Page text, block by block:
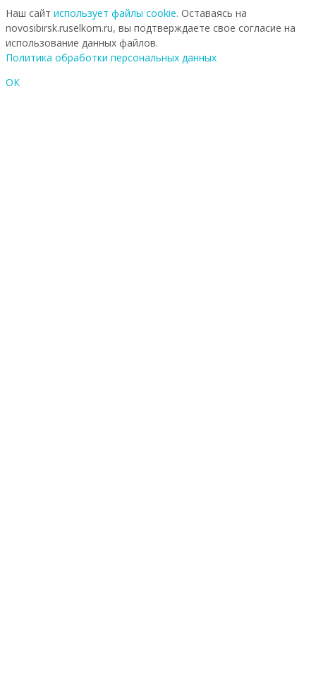
Наш сайт использует файлы cookie. Оставаясь на
novosibirsk.ruselkom.ru, вы подтверждаете свое согласие на
использование данных файлов.
Политика обработки персональных данных
ОК